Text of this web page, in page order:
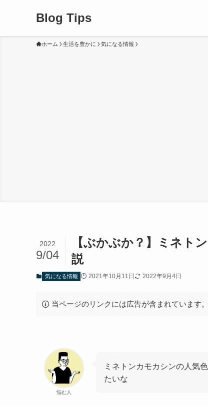
Blog Tips
ホーム 生活を豊かに 気になる情報
【ぶかぶか？】ミネト
説
2022
9/04
気になる情報 2021年10月11日 2022年9月4日
当ページのリンクには広告が含まれています。
悩む人
ミネトンカモカシンの人気
たいな